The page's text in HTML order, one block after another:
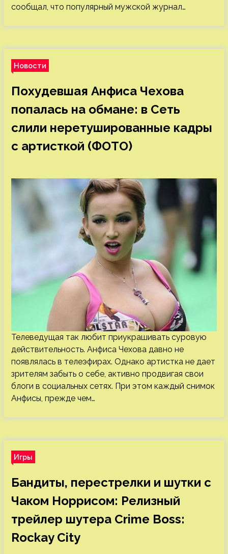
сообщал, что популярный мужской журнал…
Новости
Похудевшая Анфиса Чехова
попалась на обмане: в Сеть
слили неретушированные кадры
с артисткой (ФОТО)
Телеведущая так любит приукрашивать суровую
действительность. Анфиса Чехова давно не
появлялась в телеэфирах. Однако артистка не дает
зрителям забыть о себе, активно продвигая свои
блоги в социальных сетях. При этом каждый снимок
Анфисы, прежде чем…
Игры
Бандиты, перестрелки и шутки с
Чаком Норрисом: Релизный
трейлер шутера Crime Boss:
Rockay City